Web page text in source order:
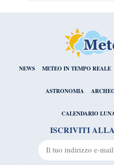
NEWS METEO IN TEMPO REALE
ASTRONOMIA
CALENDARIO
ISCRIVITI